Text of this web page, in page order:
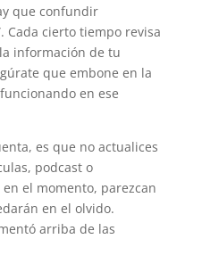
que confundir
Cada cierto tiempo revisa
información de tu
que embone en la
en ese
es que no actualices
podcast o
el momento, parezcan
en el olvido.
arriba de las